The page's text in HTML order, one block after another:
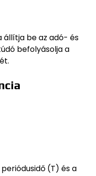
állítja be az adó- és
befolyásolja a
(T) és a